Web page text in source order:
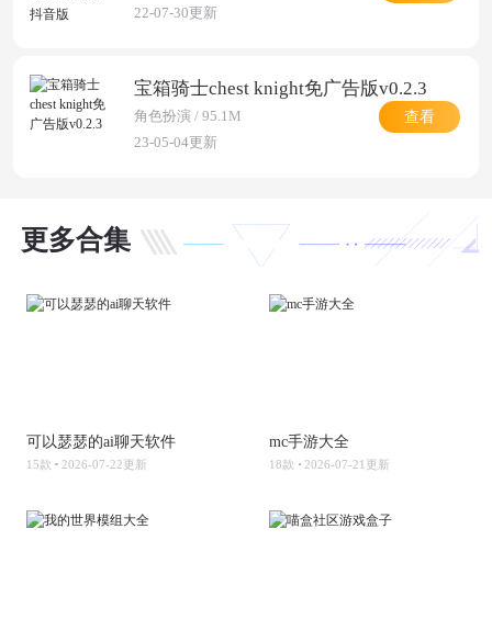
22-07-30更新
宝箱骑士chest knight免广告版v0.2.3
角色扮演 / 95.1M
23-05-04更新
查看
更多合集
可以瑟瑟的ai聊天软件
15款 2026-07-22更新
mc手游大全
18款 2026-07-21更新